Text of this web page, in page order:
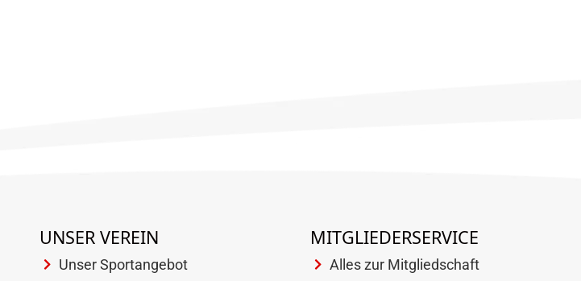
UNSER VEREIN
Unser Sportangebot
MITGLIEDERSERVICE
Alles zur Mitgliedschaft